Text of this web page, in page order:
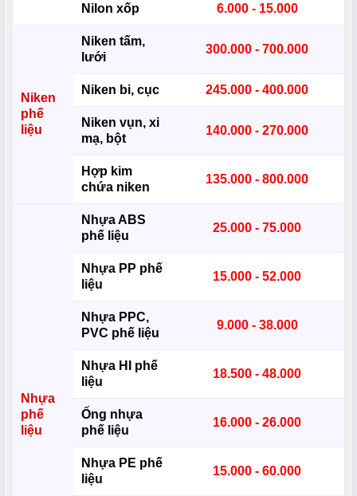
Nilon xốp 6.000 - 15.000
Niken
phế
liệu
Niken tấm,
lưới
300.000 - 700.000
Niken bi, cục 245.000 - 400.000
Niken vụn, xi
mạ, bột
140.000 - 270.000
Hợp kim
chứa niken
135.000 - 800.000
Nhựa
phế
liệu
Nhựa ABS
phế liệu
25.000 - 75.000
Nhựa PP phế
liệu
15.000 - 52.000
Nhựa PPC,
PVC phế liệu
9.000 - 38.000
Nhựa HI phế
liệu
18.500 - 48.000
Ống nhựa
phế liệu
16.000 - 26.000
Nhựa PE phế
liệu
15.000 - 60.000